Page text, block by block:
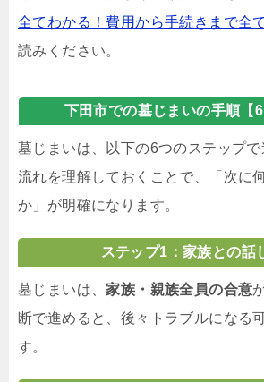
全てわかる！費用から手続きまで全
読みください。
下田市での墓じまいの手順【6
墓じまいは、以下の6つのステップ
流れを理解しておくことで、「次に
か」が明確になります。
ステップ1：家族との話
墓じまいは、 家族・親族全員の合意
断で進めると、後々トラブルになる
す。